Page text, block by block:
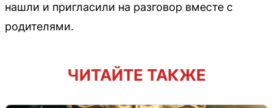
нашли и пригласили на разговор вместе с
родителями.
ЧИТАЙТЕ ТАКЖЕ